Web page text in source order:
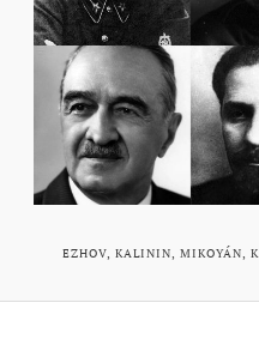
EZHOV, KALININ, MIKOYÁN,